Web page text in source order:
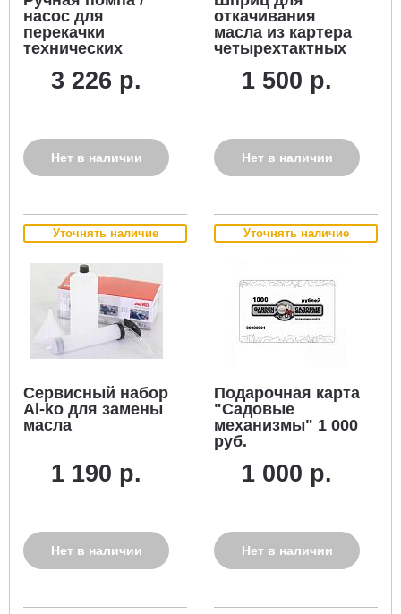
насос для
перекачки
технических
Arnold (топливо,
3 226 р.
Нет в наличии
откачивания
масла из картера
четырехтактных
1 500 р.
Нет в наличии
Уточнять наличие
Сервисный набор
Al-ko для замены
масла
1 190 р.
Нет в наличии
Уточнять наличие
Подарочная карта
"Садовые
механизмы" 1 000
руб.
1 000 р.
Нет в наличии